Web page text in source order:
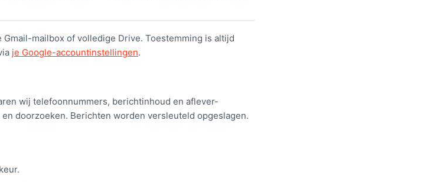
mailbox of volledige Drive. Toestemming is altijd
je Google-accountinstellingen.
wij telefoonnummers, berichtinhoud en aflever-
doorzoeken. Berichten worden versleuteld opgeslagen.